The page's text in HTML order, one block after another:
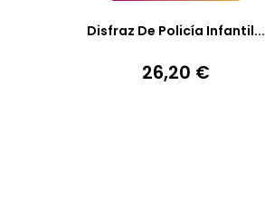
Disfraz De Policía Infantil...
Precio
26,20 €